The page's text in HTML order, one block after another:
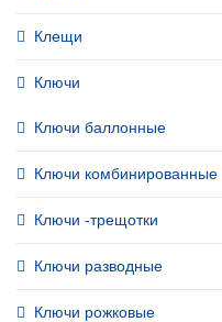
Клещи
Ключи
Ключи баллонные
Ключи комбинированные
Ключи -трещотки
Ключи разводные
Ключи рожковые